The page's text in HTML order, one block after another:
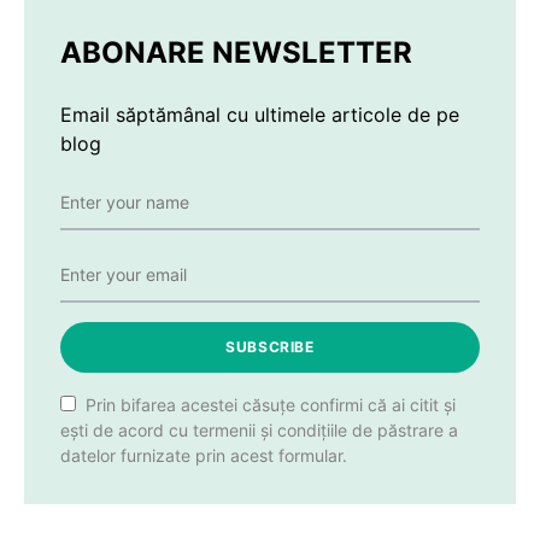
ABONARE NEWSLETTER
Email săptămânal cu ultimele articole de pe
blog
SUBSCRIBE
Prin bifarea acestei căsuțe confirmi că ai citit și
ești de acord cu termenii și condițiile de păstrare a
datelor furnizate prin acest formular.